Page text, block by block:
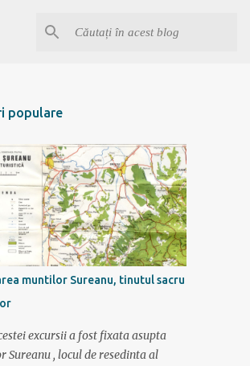
populare
muntilor Sureanu, tinutul sacru
excursii a fost fixata asupta
Sureanu , locul de resedinta al